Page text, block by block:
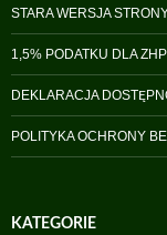
STARA WERSJA
1,5% PODATKU DLA ZHP
DEKLARACJA
POLITYKA OCHRONY
KATEGORIE